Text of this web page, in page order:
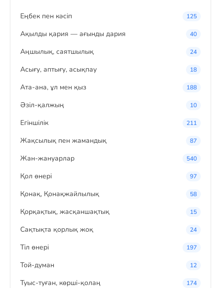
Eңбек пен кәсіп 125
Ақылды қария — ағынды дария 40
Аңшылық, саятшылық 24
Асығу, аптығу, асықпау 18
Ата-ана, ұл мен қыз 188
Әзіл-қалжың 10
Егіншілік 211
Жақсылық пен жамандық 87
Жан-жануарлар 540
Қол өнері 97
Қонақ, Қонақжайлылық 58
Қорқақтық, жасқаншақтық 15
Сақтықта қорлық жоқ 24
Тіл өнері 197
Той-думан 12
Туыс-туған, көрші-қолаң 174